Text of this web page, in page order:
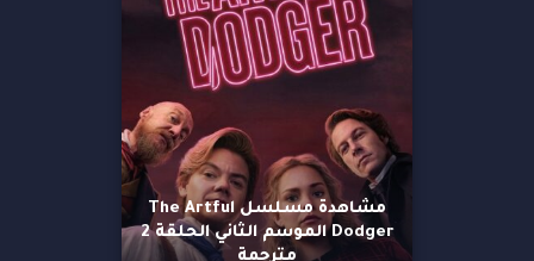
مشاهدة مسلسل The Artful
Dodger الموسم الثاني الحلقة 2
مترجمة